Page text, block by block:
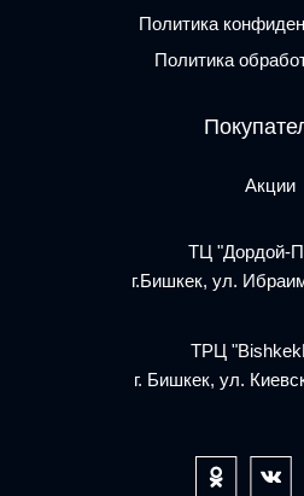
Политика
Политика
Акции
ТЦ "Дордой-
г.Бишкек, ул.
ТРЦ
г. Бишкек, ул.